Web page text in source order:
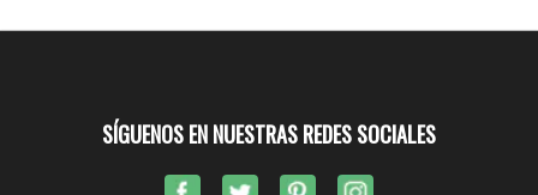
SÍGUENOS EN NUESTRAS REDES SOCIALES